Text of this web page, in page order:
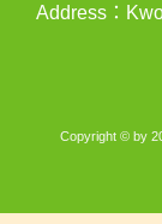
Address：
Copyright © by